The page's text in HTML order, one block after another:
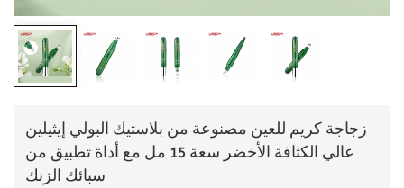
زجاجة كريم للعين مصنوعة من بلاستيك البولي إيثيلين
عالي الكثافة الأخضر سعة 15 مل مع أداة تطبيق من
سبائك الزنك